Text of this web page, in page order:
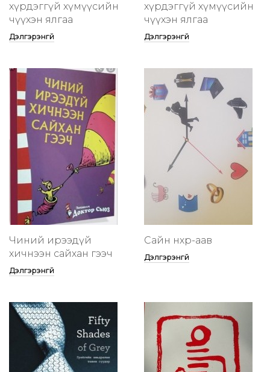
хүрдэггүй хүмүүсийн
өчүүхэн ялгаа
Дэлгэрэнгүй
хүрдэггүй хүмүүсийн
өчүүхэн ялгаа
Дэлгэрэнгүй
Чиний ирээдүй
хичнээн сайхан гээч
Дэлгэрэнгүй
Сайн нөхөр-аав
Дэлгэрэнгүй